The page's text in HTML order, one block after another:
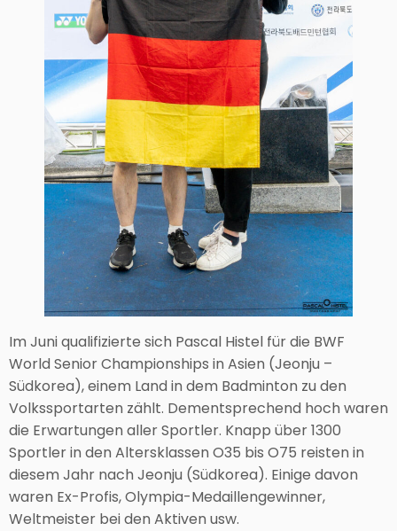
Im Juni qualifizierte sich Pascal Histel für die BWF
World Senior Championships in Asien (Jeonju –
Südkorea), einem Land in dem Badminton zu den
Volkssportarten zählt. Dementsprechend hoch waren
die Erwartungen aller Sportler. Knapp über 1300
Sportler in den Altersklassen O35 bis O75 reisten in
diesem Jahr nach Jeonju (Südkorea). Einige davon
waren Ex-Profis, Olympia-Medaillengewinner,
Weltmeister bei den Aktiven usw.